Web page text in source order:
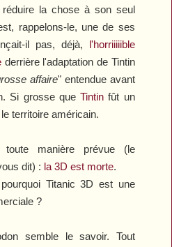
la chose à son seul
rappelons-le, une de ses
il pas, déjà, l'horriiiiible
derrière l'adaptation de Tintin
affaire" entendue avant
Si grosse queTintin fût un
territoire américain.
manière prévue (le
dit) : la 3D est morte.
Titanic 3D est une
?
semble le savoir. Tout